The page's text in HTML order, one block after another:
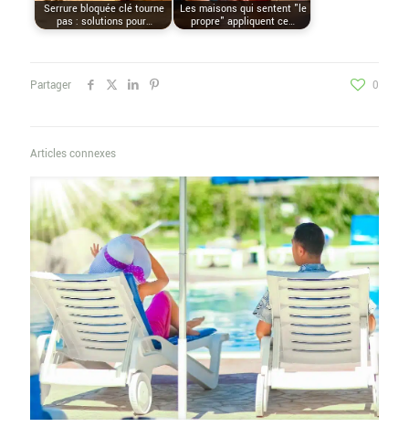
Serrure bloquée clé tourne
pas : solutions pour…
Les maisons qui sentent "le
propre" appliquent ce…
Partager 0
Articles connexes